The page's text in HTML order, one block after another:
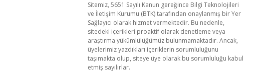
Sitemiz, 5651 Sayılı Kanun gereğince Bilgi Teknolojileri
ve İletişim Kurumu (BTK) tarafından onaylanmış bir Yer
Sağlayıcı olarak hizmet vermektedir. Bu nedenle,
sitedeki içerikleri proaktif olarak denetleme veya
araştırma yükümlülüğümüz bulunmamaktadır. Ancak,
üyelerimiz yazdıkları içeriklerin sorumluluğunu
taşımakta olup, siteye üye olarak bu sorumluluğu kabul
etmiş sayılırlar.